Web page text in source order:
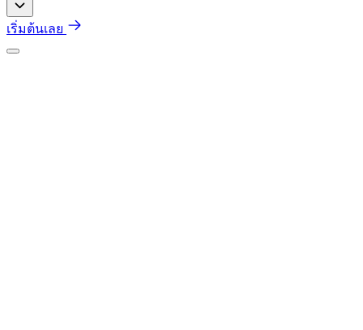
เริ่มต้นเลย